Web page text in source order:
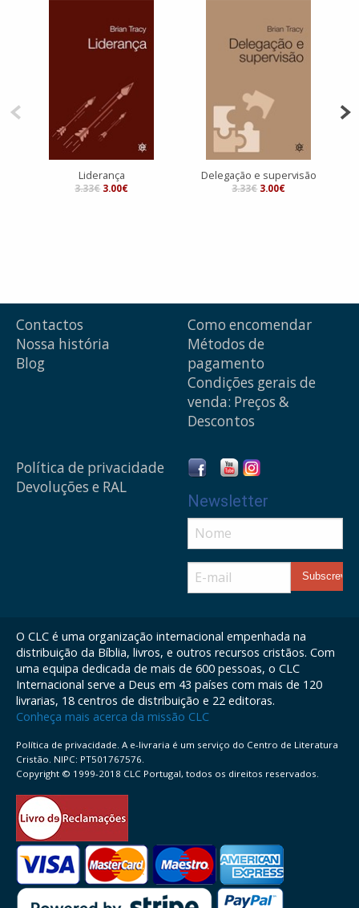
Liderança
3.33€ 3.00€
Delegação e supervisão
3.33€ 3.00€
Contactos
Nossa história
Blog
Como encomendar
Métodos de
pagamento
Condições gerais de
venda: Preços &
Descontos
Política de privacidade
Devoluções e RAL
Newsletter
O CLC é uma organização internacional empenhada na
distribuição da Bíblia, livros, e outros recursos cristãos. Com
uma equipa dedicada de mais de 600 pessoas, o CLC
Internacional serve a Deus em 43 países com mais de 120
livrarias, 18 centros de distribuição e 22 editoras.
Conheça mais acerca da missão CLC
Política de privacidade. A e-livraria é um serviço do Centro de Literatura
Cristão. NIPC: PT501767576.
Copyright © 1999-2018 CLC Portugal, todos os direitos reservados.